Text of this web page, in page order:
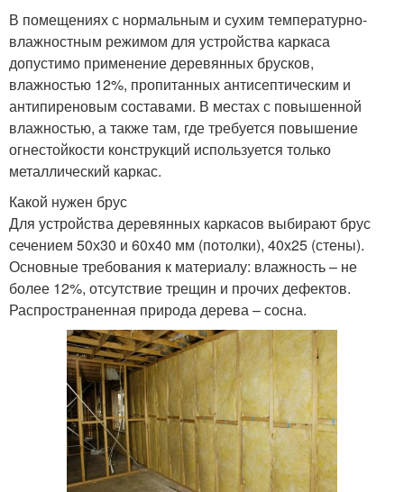
В помещениях с нормальным и сухим температурно-
влажностным режимом для устройства каркаса
допустимо применение деревянных брусков,
влажностью 12%, пропитанных антисептическим и
антипиреновым составами. В местах с повышенной
влажностью, а также там, где требуется повышение
огнестойкости конструкций используется только
металлический каркас.
Какой нужен брус
Для устройства деревянных каркасов выбирают брус
сечением 50х30 и 60х40 мм (потолки), 40х25 (стены).
Основные требования к материалу: влажность – не
более 12%, отсутствие трещин и прочих дефектов.
Распространенная природа дерева – сосна.